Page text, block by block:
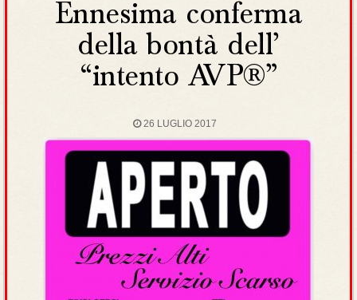
Ennesima conferma
della bontà dell’
“intento AVP®”
26 LUGLIO 2017